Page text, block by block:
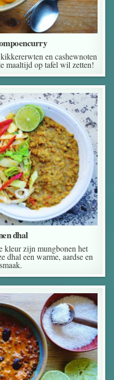
en cashewnoten
maaltijd op tafel wil zetten!
dhal
kleur zijn mungbonen het
dhal een warme, aardse en